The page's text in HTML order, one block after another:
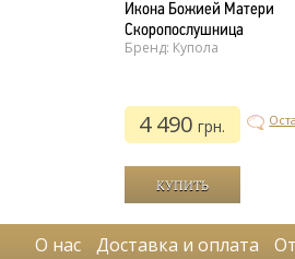
Икона Божией Матери
Скоропослушница
Бренд: Купола
4 490грн.
О нас Доставка и оплата